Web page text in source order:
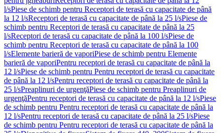
l/sPiese de schimb pentru Receptori de terasă cu capacitate de până
la 12 l/sReceptori de terasă cu capacitate de până la 25 l/sPiese de
schimb pentru Receptori de terasă cu capacitate de până la 25
l/sReceptori de terasă cu capacitate de până la 100 l/sPiese de
schimb pentru Receptori de terasă cu capacitate de până la 100
l/sElemente barieră de vaporiPiese de schimb pentru Elemente
barieră de vaporiPentru receptori de terasă cu capacitate de până la
12 l/sPiese de schimb pentru Pentru receptori de terasă cu capacitate
de până la 12 l/sPentru receptori de terasă cu capacitate de până la
25 l/sPreaplinuri de urgenţăPiese de schimb pentru Preaplinuri de
urgenţăPentru receptori de terasă cu capacitate de până la 12 l/sPiese
de schimb pentru Pentru receptori de terasă cu capacitate de până la
12 l/sPentru receptori de terasă cu capacitate de până la 25 l/sPiese
de schimb pentru Pentru receptori de terasă cu capacitate de până la